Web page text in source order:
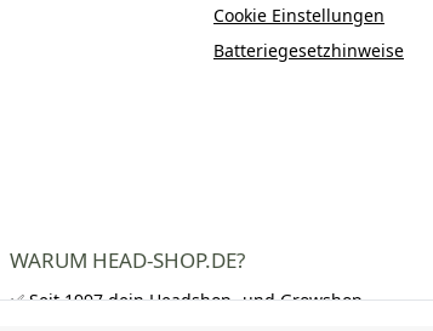
Cookie Einstellungen
Batteriegesetzhinweise
WARUM HEAD-SHOP.DE?
✅ Seit 1997 dein Headshop- und Growshop-